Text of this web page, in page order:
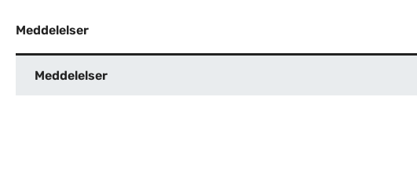
Meddelelser
Meddelelser